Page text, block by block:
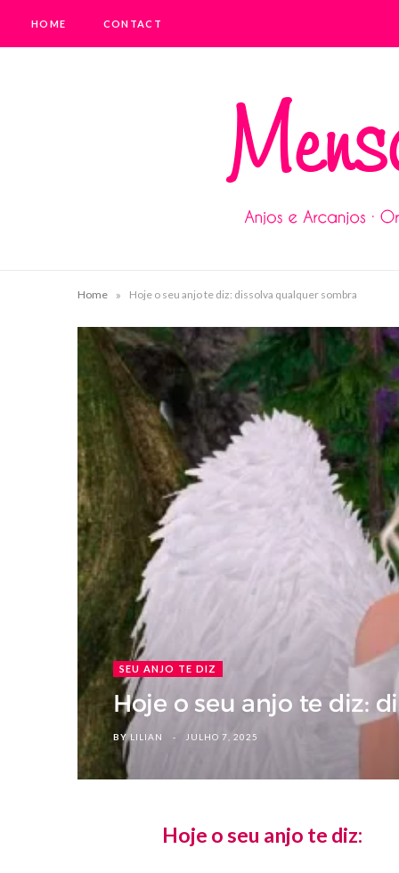
HOME CONTACT
Home » Hoje o seu anjo te diz: dissolva qualquer sombra
SEU ANJO TE DIZ
Hoje o seu anjo te diz:
BY LILIAN JULHO 7, 2025
Hoje o seu anjo te diz: